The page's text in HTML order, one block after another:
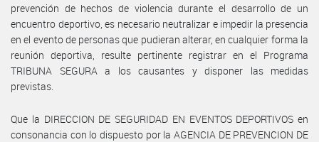
prevención de hechos de violencia durante el desarrollo de un
encuentro deportivo, es necesario neutralizar e impedir la presencia
en el evento de personas que pudieran alterar, en cualquier forma la
reunión deportiva, resulte pertinente registrar en el Programa
TRIBUNA SEGURA a los causantes y disponer las medidas
previstas.
Que la DIRECCION DE SEGURIDAD EN EVENTOS DEPORTIVOS en
consonancia con lo dispuesto por la AGENCIA DE PREVENCION DE